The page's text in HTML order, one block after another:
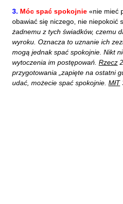
3. Móc spać spokojnie «nie mieć
obawiać się niczego, nie niepokoić
żadnemu z tych świadków, czemu
wyroku. Oznacza to uznanie ich
mogą jednak spać spokojnie. Nikt
wytoczenia im postępowań. Rzecz
przygotowania „zapięte na ostatni
udać, możecie spać spokojnie. MłT